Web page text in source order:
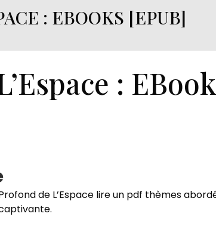
: EBOOKS [EPUB]
:
de L’Espace lire un pdf thèmes